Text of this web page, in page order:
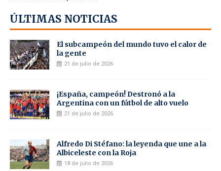
ÚLTIMAS NOTICIAS
El subcampeón del mundo tuvo el calor de
la gente
21 de julio de 2026
¡España, campeón! Destronó a la
Argentina con un fútbol de alto vuelo
21 de julio de 2026
Alfredo Di Stéfano: la leyenda que une a la
Albiceleste con la Roja
18 de julio de 2026